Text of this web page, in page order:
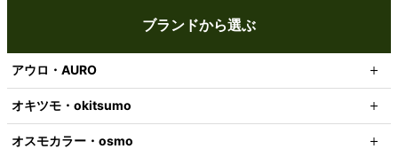
ブランドから選ぶ
アウロ・AURO
オキツモ・okitsumo
オスモカラー・osmo